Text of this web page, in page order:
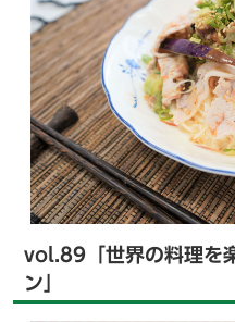
vol.89「世界の料理を
ン」